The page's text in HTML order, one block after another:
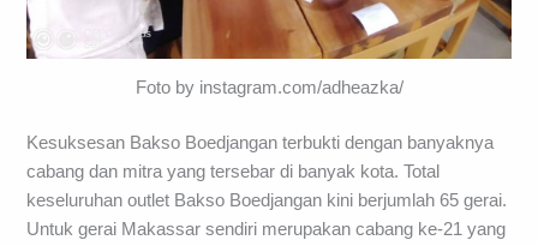
Foto by instagram.com/adheazka/
Kesuksesan Bakso Boedjangan terbukti dengan banyaknya
cabang dan mitra yang tersebar di banyak kota. Total
keseluruhan outlet Bakso Boedjangan kini berjumlah 65 gerai.
Untuk gerai Makassar sendiri merupakan cabang ke-21 yang